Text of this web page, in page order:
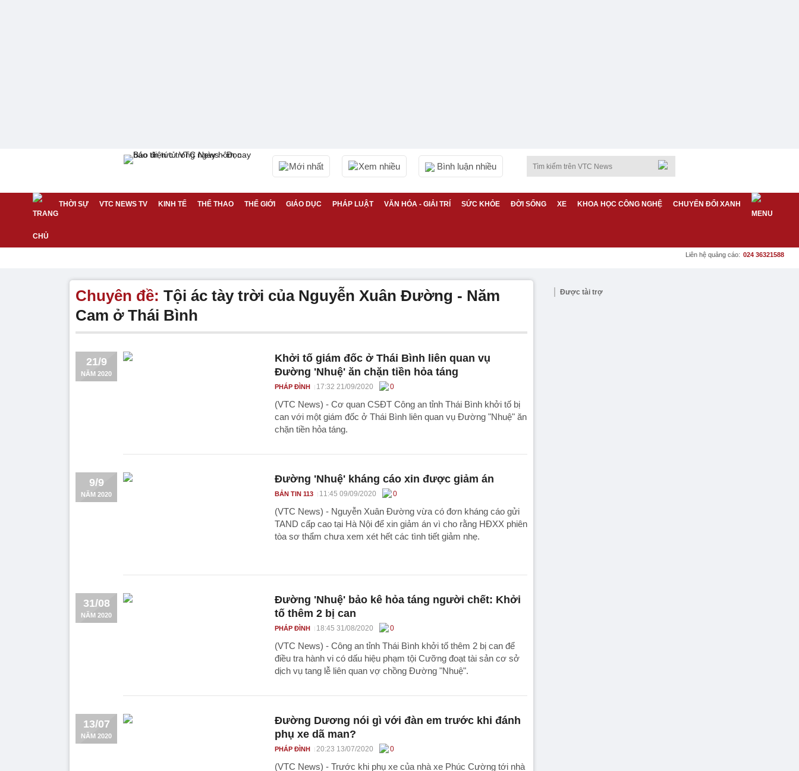
Mới nhất Xem nhiều Bình luận nhiều
THỜI SỰ VTC NEWS TV KINH TẾ THỂ THAO THẾ GIỚI GIÁO DỤC PHÁP LUẬT VĂN HÓA - GIẢI TRÍ SỨC KHỎE ĐỜI SỐNG XE KHOA HỌC CÔNG NGHỆ CHUYỂN ĐỔI XANH
Liên hệ quảng cáo: 024 36321588
Chuyên đề: Tội ác tày trời của Nguyễn Xuân Đường - Năm
Cam ở Thái Bình
21/9
NĂM 2020
Khởi tố giám đốc ở Thái Bình liên quan vụ
Đường 'Nhuệ' ăn chặn tiền hỏa táng
PHÁP ĐÌNH 17:32 21/09/2020 0
(VTC News) - Cơ quan CSĐT Công an tỉnh Thái Bình khởi tố bị
can với một giám đốc ở Thái Bình liên quan vụ Đường "Nhuệ" ăn
chặn tiền hỏa táng.
9/9
NĂM 2020
Đường 'Nhuệ' kháng cáo xin được giảm án
BẢN TIN 113 11:45 09/09/2020 0
(VTC News) - Nguyễn Xuân Đường vừa có đơn kháng cáo gửi
TAND cấp cao tại Hà Nội để xin giảm án vì cho rằng HĐXX phiên
tòa sơ thẩm chưa xem xét hết các tình tiết giảm nhẹ.
31/08
NĂM 2020
Đường 'Nhuệ' bảo kê hỏa táng người chết: Khởi
tố thêm 2 bị can
PHÁP ĐÌNH 18:45 31/08/2020 0
(VTC News) - Công an tỉnh Thái Bình khởi tố thêm 2 bị can để
điều tra hành vi có dấu hiệu phạm tội Cưỡng đoạt tài sản cơ sở
dịch vụ tang lễ liên quan vợ chồng Đường "Nhuệ".
13/07
NĂM 2020
Đường Dương nói gì với đàn em trước khi đánh
phụ xe dã man?
PHÁP ĐÌNH 20:23 13/07/2020 0
(VTC News) - Trước khi phụ xe của nhà xe Phúc Cường tới nhà
Được tài trợ